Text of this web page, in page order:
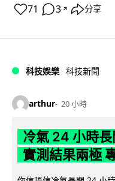
71 3 ↗ 分享
科技娛樂 科技新聞
arthur 20 小時
冷氣 24 小時
實測結果兩極